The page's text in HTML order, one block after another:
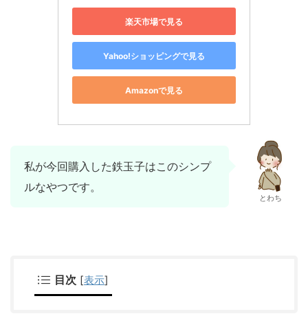
楽天市場で見る
Yahoo!ショッピングで見る
Amazonで見る
私が今回購入した鉄玉子はこのシンプ
ルなやつです。
とわち
目次 [表示]